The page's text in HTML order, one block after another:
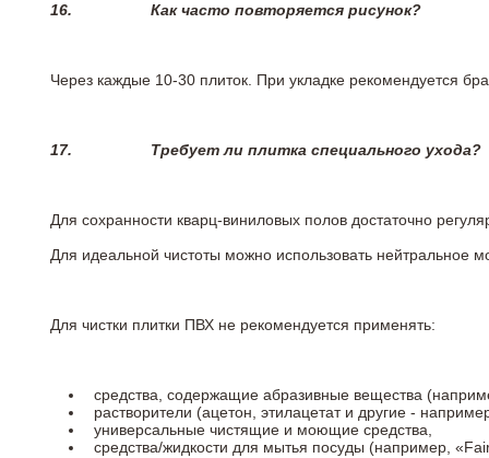
16. Как часто повторяется рисунок?
Через каждые 10-30 плиток. При укладке рекомендуется
17. Требует ли плитка специального ухода?
Для сохранности кварц-виниловых полов достаточно
Для идеальной чистоты можно использовать
Для чистки плитки ПВХ не рекомендуется применять:
средства, содержащие абразивные вещества
растворители (ацетон, этилацетат и другие -
универсальные чистящие и моющие средства,
средства/жидкости для мытья посуды (например,